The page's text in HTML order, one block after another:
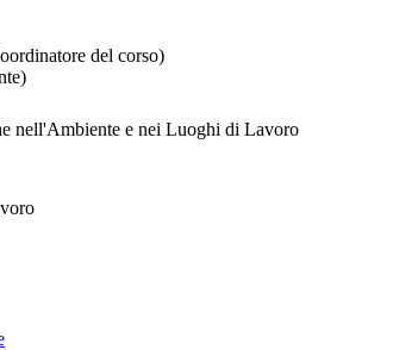
del corso)
nell'Ambiente e nei Luoghi di Lavoro